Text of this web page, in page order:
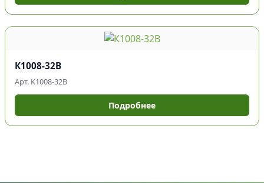
К1008-32В
Арт. К1008-32В
Подробнее